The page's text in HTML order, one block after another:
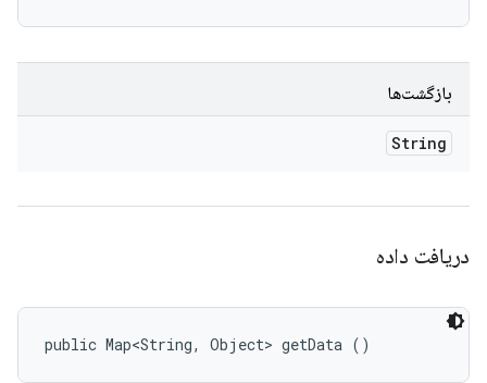
بازگشت‌ها
String
دریافت داده
public Map<String, Object> getData ()